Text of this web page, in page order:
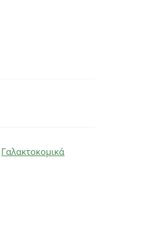
Γαλακτοκομικά